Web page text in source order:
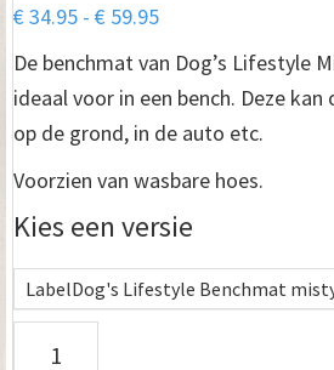
€34.95 - € 59.95Prijsklasse:
€ 34.95
€ 59.95
De benchmat van Dog’s Lifestyle
ideaal voor in een bench. Deze
op de grond, in de auto etc.
Voorzien van wasbare hoes.
Kies een versie